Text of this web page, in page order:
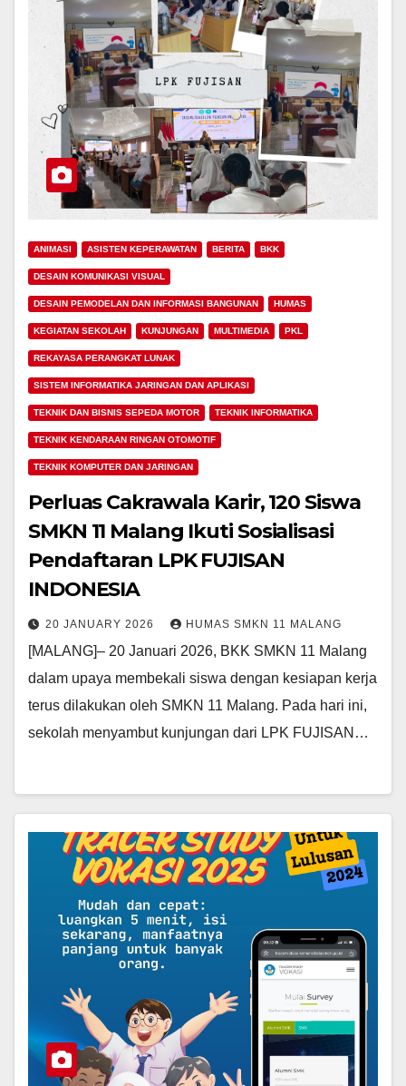
ANIMASI ASISTEN KEPERAWATAN BERITA BKK
DESAIN KOMUNIKASI VISUAL
DESAIN PEMODELAN DAN INFORMASI BANGUNAN HUMAS
KEGIATAN SEKOLAH KUNJUNGAN MULTIMEDIA PKL
REKAYASA PERANGKAT LUNAK
SISTEM INFORMATIKA JARINGAN DAN APLIKASI
TEKNIK DAN BISNIS SEPEDA MOTOR TEKNIK INFORMATIKA
TEKNIK KENDARAAN RINGAN OTOMOTIF
TEKNIK KOMPUTER DAN JARINGAN
Perluas Cakrawala Karir, 120 Siswa
SMKN 11 Malang Ikuti Sosialisasi
Pendaftaran LPK FUJISAN
INDONESIA
20 JANUARY 2026 HUMAS SMKN 11 MALANG
[MALANG]– 20 Januari 2026, BKK SMKN 11 Malang
dalam upaya membekali siswa dengan kesiapan kerja
terus dilakukan oleh SMKN 11 Malang. Pada hari ini,
sekolah menyambut kunjungan dari LPK FUJISAN…